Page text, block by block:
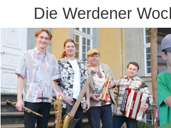
Die Werdener